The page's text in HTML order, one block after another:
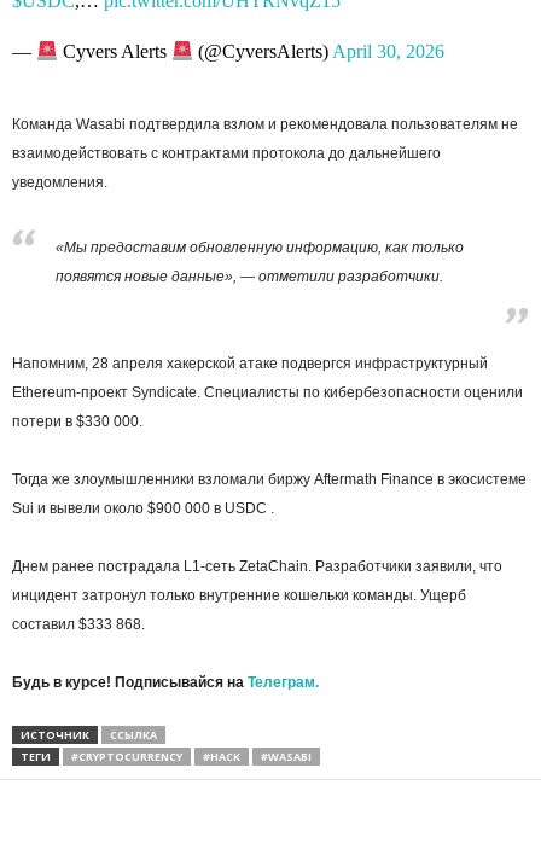
— Cyvers Alerts (@CyversAlerts)April 30, 2026
Команда Wasabi подтвердила взлом и рекомендовала пользователям не
взаимодействовать с контрактами протокола до дальнейшего
уведомления.
«Мы предоставим обновленную информацию, как только
появятся новые данные», — отметили разработчики.
Напомним, 28 апреля хакерской атаке подвергся инфраструктурный
Ethereum-проект Syndicate. Специалисты по кибербезопасности оценили
потери в $330 000.
Тогда же злоумышленники взломали биржу Aftermath Finance в экосистеме
Sui и вывели около $900 000 в USDC .
Днем ранее пострадала L1-сеть ZetaChain. Разработчики заявили, что
инцидент затронул только внутренние кошельки команды. Ущерб
составил $333 868.
Будь в курсе! Подписывайся на Телеграм.
ИСТОЧНИК
ССЫЛКА
ТЕГИ
#CRYPTOCURRENCY #HACK #WASABI